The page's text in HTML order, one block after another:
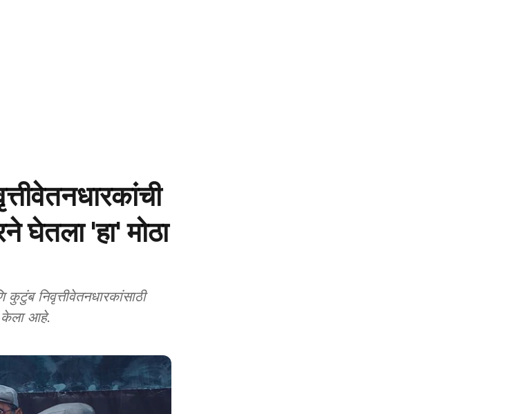
घेतला 'हा' मोठा
निवृत्तीवेतनधारकांसाठी
केला आहे.